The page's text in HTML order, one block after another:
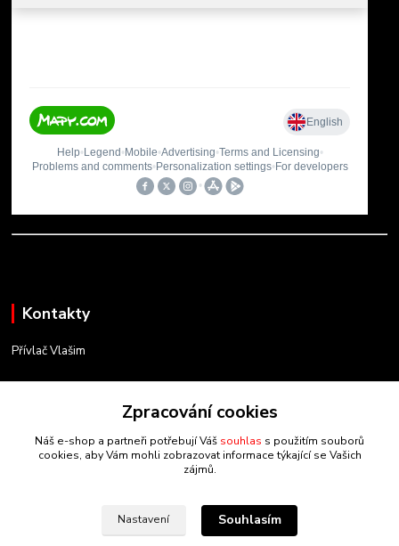
Kontakty
Přívlač Vlašim
734 754 584
info@privlacvlasim.cz
Zpracování cookies
Náš e-shop a partneři potřebují Váš souhlas s použitím souborů
cookies, aby Vám mohli zobrazovat informace týkající se Vašich
zájmů.
Nastavení Souhlasím